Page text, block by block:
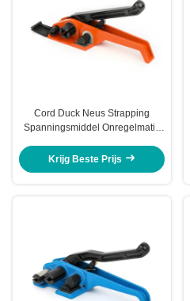
Cord Duck Neus Strapping
Spanningsmiddel Onregelmatig
Spanningsmiddel & Sealer Tool
Krijg Beste Prijs